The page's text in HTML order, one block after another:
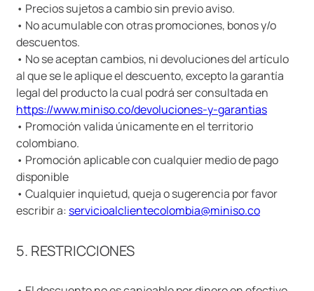
• Precios sujetos a cambio sin previo aviso.
• No acumulable con otras promociones, bonos y/o
descuentos.
• No se aceptan cambios, ni devoluciones del artículo
al que se le aplique el descuento, excepto la garantía
legal del producto la cual podrá ser consultada en
https://www.miniso.co/devoluciones-y-garantias
• Promoción valida únicamente en el territorio
colombiano.
• Promoción aplicable con cualquier medio de pago
disponible
• Cualquier inquietud, queja o sugerencia por favor
escribir a: servicioalclientecolombia@miniso.co
5. RESTRICCIONES